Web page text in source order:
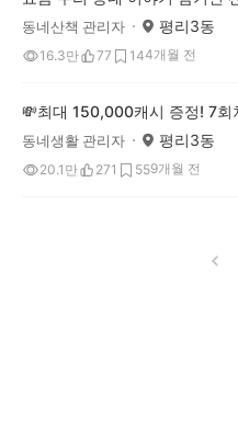
동네산책 관리자 평리3동
16.3만 77 144개월 전
동네생활 관리자 평리3동
20.1만 271 559개월 전